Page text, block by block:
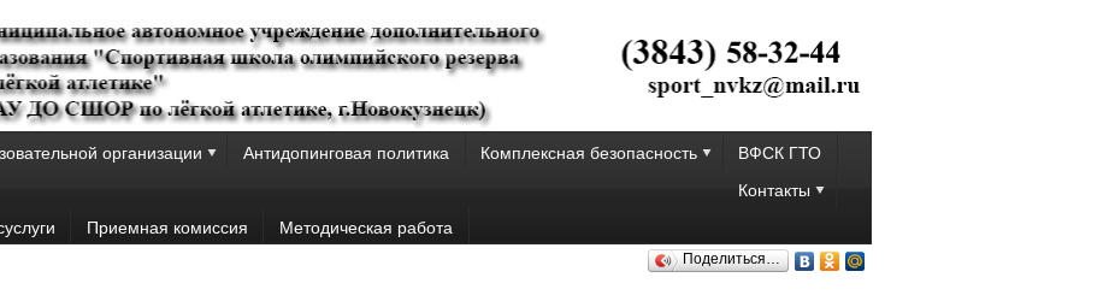
организации Антидопинговая политика Комплексная безопасность
ВФСК ГТО
Контакты
Приемная комиссия Методическая работа
Поделиться…